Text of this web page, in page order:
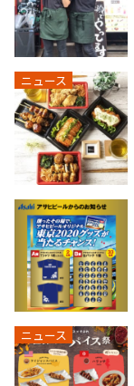
ニュース
ニュース